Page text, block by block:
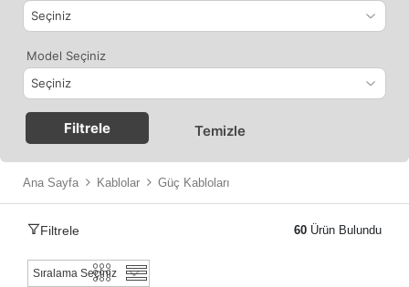
Model Seçiniz
Filtrele Temizle
Ana Sayfa Kablolar Güç Kabloları
Filtrele 60 Ürün Bulundu